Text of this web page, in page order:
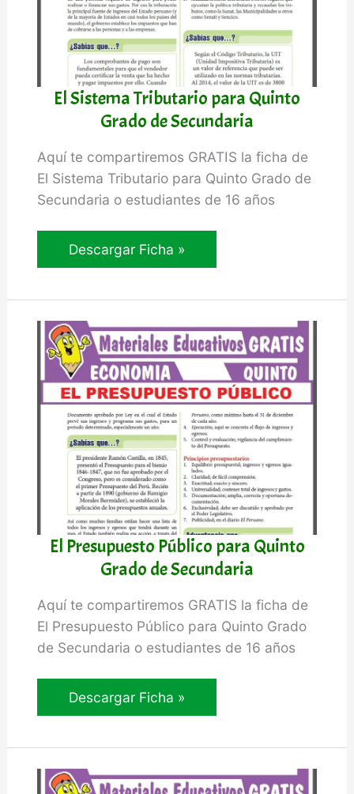
El Sistema Tributario para Quinto
Grado de Secundaria
Aquí te compartiremos GRATIS la ficha de
El Sistema Tributario para Quinto Grado de
Secundaria o estudiantes de 16 años
El
Sistema
Quinto
Grado
de
Secundaria
Descargar Ficha »
El Presupuesto Público para Quinto
Grado de Secundaria
Aquí te compartiremos GRATIS la ficha de
El Presupuesto Público para Quinto Grado
de Secundaria o estudiantes de 16 años
El
Presupuesto
Quinto
Descargar Ficha »